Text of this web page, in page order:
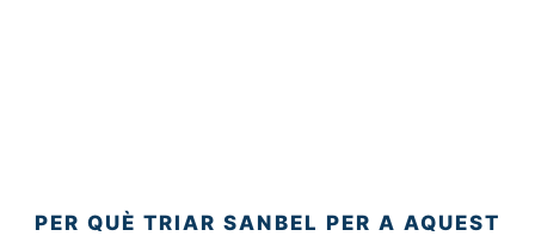
PER QUÈ TRIAR SANBEL PER A AQUEST